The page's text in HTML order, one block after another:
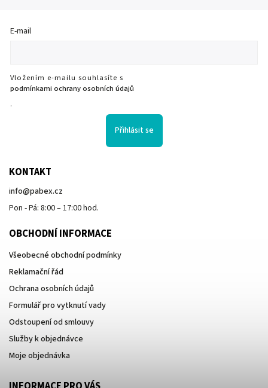
E-mail
Vložením e-mailu souhlasíte s
podmínkami ochrany osobních údajů
.
Přihlásit se
KONTAKT
info@pabex.cz
Pon - Pá: 8:00 – 17:00 hod.
OBCHODNÍ INFORMACE
Všeobecné obchodní podmínky
Reklamační řád
Ochrana osobních údajů
Formulář pro vytknutí vady
Odstoupení od smlouvy
Služby k objednávce
Moje objednávka